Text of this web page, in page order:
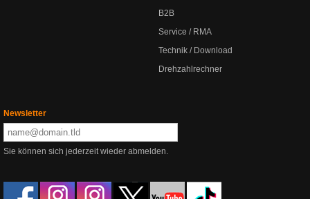
B2B
Service / RMA
Technik / Download
Drehzahlrechner
Newsletter
Sie können sich jederzeit wieder abmelden.